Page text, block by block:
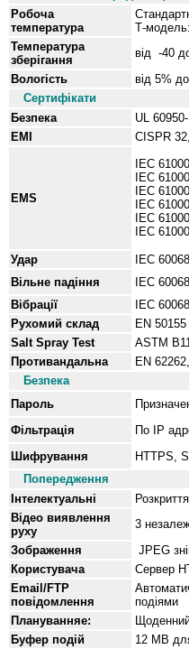
Робоча
температура
Т-
Температура
зберігання
від -40
Вологість
від 5%
Сертифікати
Безпека
UL
EMI
CISPR
EMS
IEC
IEC
IEC
IEC
IEC
IEC
Удар
IEC
Вільне падіння
IEC
Вібрації
IEC
Рухомий склад
EN 50155
Salt Spray Test
ASTM
Противандальна
EN
Безпека
Пароль
Фільтрація
По IP
Шифрування
HTTPS,
Попередження
Інтелектуальні
Відео виявлення
руху
3
Зображення
JPEG
Користувача
Сервер
Email/FTP
повідомлення
подіями
Плануванняе:
Буфер подій
12 MB